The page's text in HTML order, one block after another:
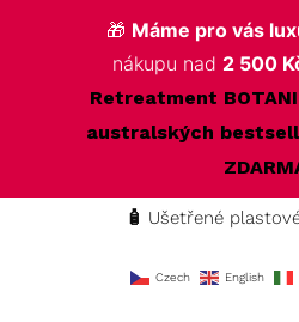
🎁 Máme pro vás
nákupu nad 2 500
Retreatment
australských
🧴 Ušetřené
Czech English